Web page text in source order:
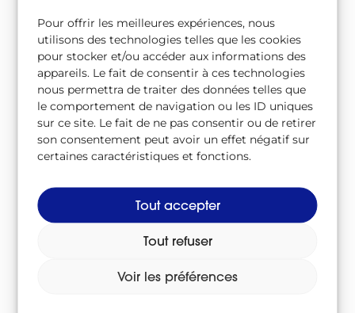
Pour offrir les meilleures expériences, nous
utilisons des technologies telles que les cookies
pour stocker et/ou accéder aux informations des
appareils. Le fait de consentir à ces technologies
nous permettra de traiter des données telles que
le comportement de navigation ou les ID uniques
sur ce site. Le fait de ne pas consentir ou de retirer
son consentement peut avoir un effet négatif sur
certaines caractéristiques et fonctions.
Tout accepter
Tout refuser
Voir les préférences
Gaine de combustible
Gamma
Télécharger le lexique au format CSV